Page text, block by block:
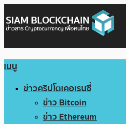
เมนู
ข่าวคริปโตเคอเรนซี่
ข่าว Bitcoin
ข่าว Ethereum